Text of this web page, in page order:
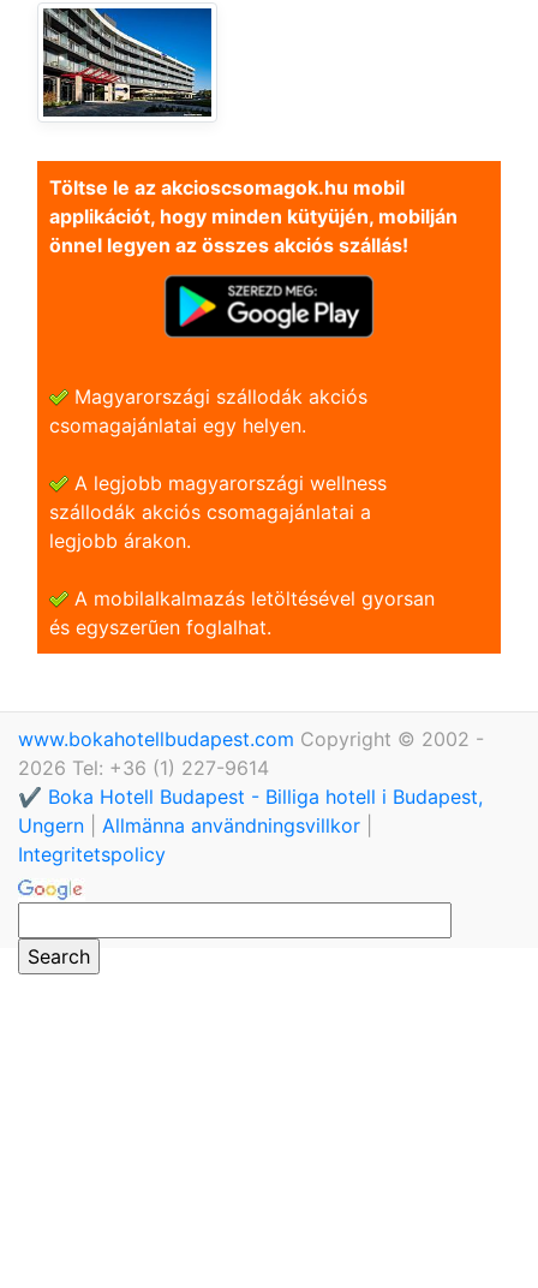
Töltse le az akcioscsomagok.hu mobil
applikációt, hogy minden kütyüjén, mobilján
önnel legyen az összes akciós szállás!
Magyarországi szállodák akciós
csomagajánlatai egy helyen.
A legjobb magyarországi wellness
szállodák akciós csomagajánlatai a
legjobb árakon.
A mobilalkalmazás letöltésével gyorsan
és egyszerũen foglalhat.
www.bokahotellbudapest.com Copyright © 2002 -
2026 Tel: +36 (1) 227-9614
✔️ Boka Hotell Budapest - Billiga hotell i Budapest,
Ungern
Allmänna användningsvillkor
Integritetspolicy